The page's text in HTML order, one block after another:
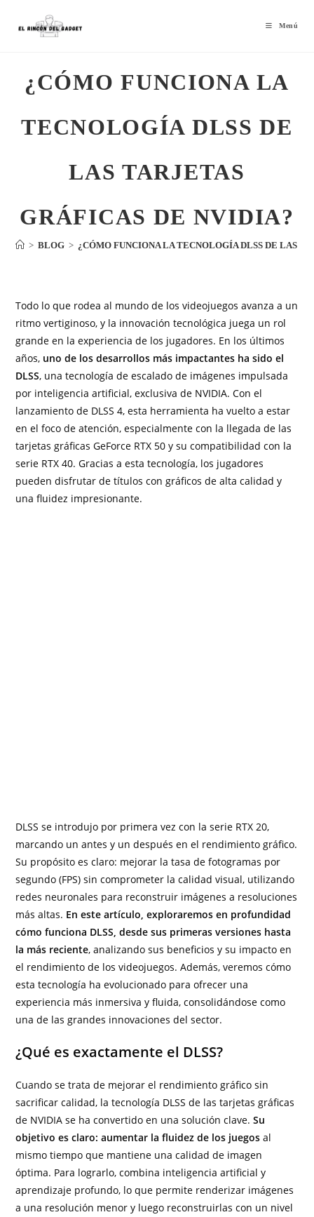
Menú
¿CÓMO FUNCIONA LA
TECNOLOGÍA DLSS DE
LAS TARJETAS
GRÁFICAS DE NVIDIA?
> BLOG > ¿CÓMO FUNCIONA LA TECNOLOGÍA DLSS DE LAS
Todo lo que rodea al mundo de los videojuegos avanza a un
ritmo vertiginoso, y la innovación tecnológica juega un rol
grande en la experiencia de los jugadores. En los últimos
años, uno de los desarrollos más impactantes ha sido el
DLSS, una tecnología de escalado de imágenes impulsada
por inteligencia artificial, exclusiva de NVIDIA. Con el
lanzamiento de DLSS 4, esta herramienta ha vuelto a estar
en el foco de atención, especialmente con la llegada de las
tarjetas gráficas GeForce RTX 50 y su compatibilidad con la
serie RTX 40. Gracias a esta tecnología, los jugadores
pueden disfrutar de títulos con gráficos de alta calidad y
una fluidez impresionante.
DLSS se introdujo por primera vez con la serie RTX 20,
marcando un antes y un después en el rendimiento gráfico.
Su propósito es claro: mejorar la tasa de fotogramas por
segundo (FPS) sin comprometer la calidad visual, utilizando
redes neuronales para reconstruir imágenes a resoluciones
más altas. En este artículo, exploraremos en profundidad
cómo funciona DLSS, desde sus primeras versiones hasta
la más reciente, analizando sus beneficios y su impacto en
el rendimiento de los videojuegos. Además, veremos cómo
esta tecnología ha evolucionado para ofrecer una
experiencia más inmersiva y fluida, consolidándose como
una de las grandes innovaciones del sector.
¿Qué es exactamente el DLSS?
Cuando se trata de mejorar el rendimiento gráfico sin
sacrificar calidad, la tecnología DLSS de las tarjetas gráficas
de NVIDIA se ha convertido en una solución clave.Su
objetivo es claro: aumentar la fluidez de los juegos al
mismo tiempo que mantiene una calidad de imagen
óptima. Para lograrlo, combina inteligencia artificial y
aprendizaje profundo, lo que permite renderizar imágenes
a una resolución menor y luego reconstruirlas con un nivel